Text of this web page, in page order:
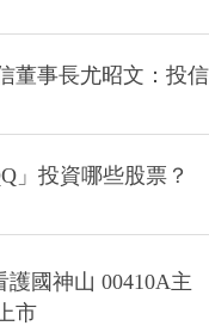
董事長尤昭文：投信
」投資哪些股票？
國神山 00410A主
市